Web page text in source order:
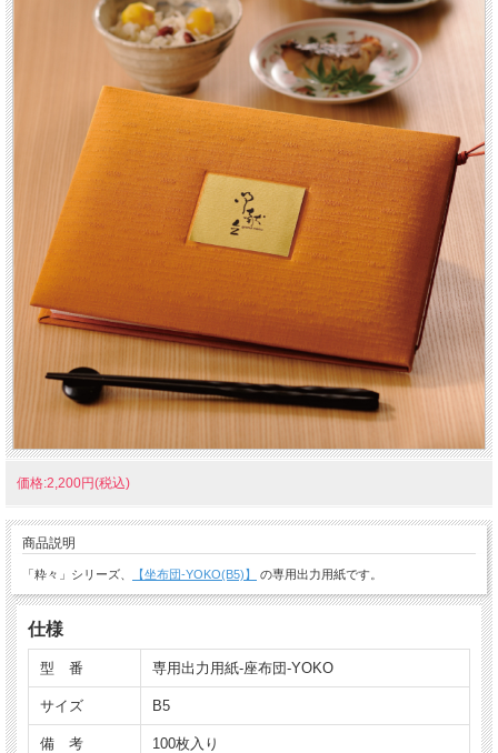
価格:2,200円(税込)
商品説明
「粋々」シリーズ、 【坐布団-YOKO(B5)】 の専用出力用紙です。
仕様
型 番 専用出力用紙-座布団-YOKO
サイズ B5
備 考 100枚入り